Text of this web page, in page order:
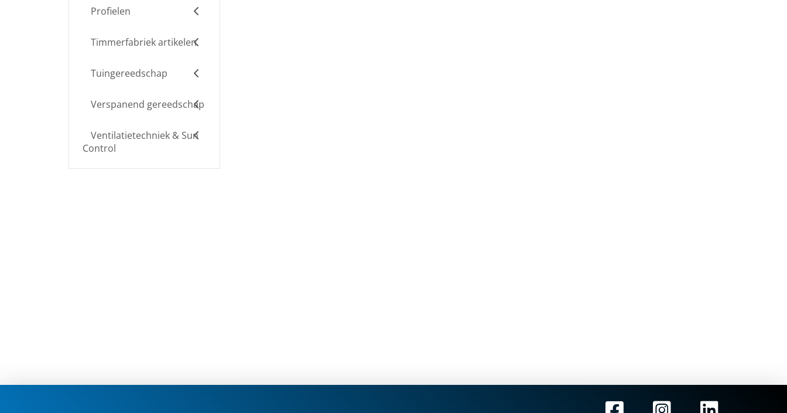
Profielen
Timmerfabriek artikelen
Tuingereedschap
Verspanend gereedschap
Ventilatietechniek & Sun
Control